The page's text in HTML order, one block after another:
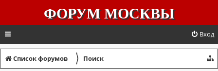
ФОРУМ МОСКВЫ
Вход
Список форумов 〉 Поиск